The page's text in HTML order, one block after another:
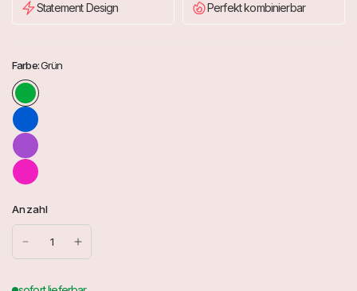
Statement Design Perfekt kombinierbar
Farbe:Grün
Anzahl